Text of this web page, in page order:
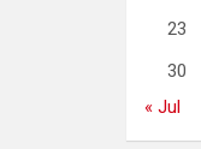
23
30
« Jul